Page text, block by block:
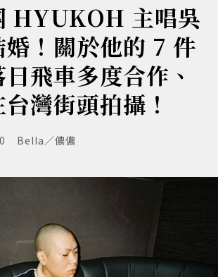
HYUKOH 主唱吳
！關於他的 7 件
飛車多度合作、
灣街頭拍攝！
Bella／儂儂